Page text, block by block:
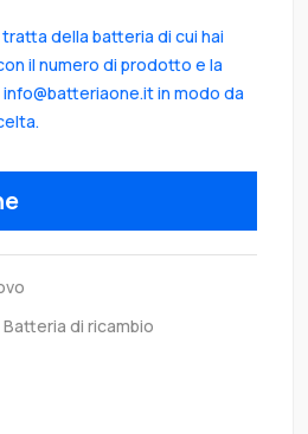
della batteria di cui hai
il numero di prodotto e la
in modo da
Batteria di ricambio